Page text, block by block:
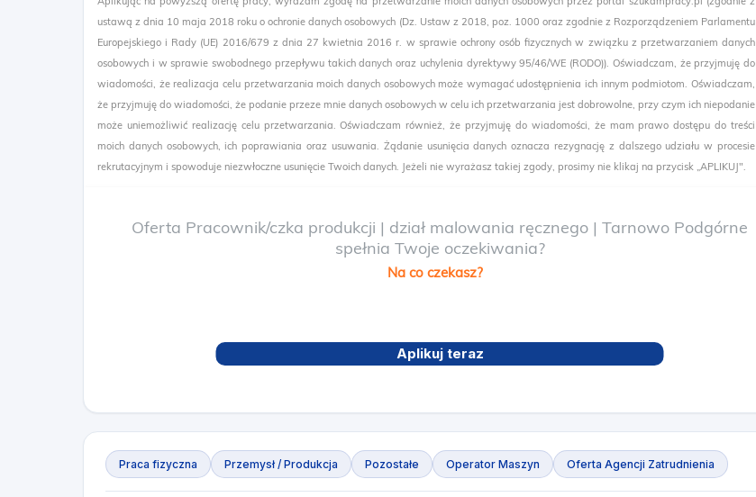
ustawą z dnia 10 maja 2018 roku o ochronie danych osobowych (Dz. Ustaw z 2018, poz. 1000 oraz zgodnie z Rozporządzeniem Parlamentu
Europejskiego i Rady (UE) 2016/679 z dnia 27 kwietnia 2016 r. w sprawie ochrony osób fizycznych w związku z przetwarzaniem danych
osobowych i w sprawie swobodnego przepływu takich danych oraz uchylenia dyrektywy 95/46/WE (RODO)). Oświadczam, że przyjmuję do
wiadomości, że realizacja celu przetwarzania moich danych osobowych może wymagać udostępnienia ich innym podmiotom. Oświadczam,
że przyjmuję do wiadomości, że podanie przeze mnie danych osobowych w celu ich przetwarzania jest dobrowolne, przy czym ich niepodanie
może uniemożliwić realizację celu przetwarzania. Oświadczam również, że przyjmuję do wiadomości, że mam prawo dostępu do treści
moich danych osobowych, ich poprawiania oraz usuwania. Żądanie usunięcia danych oznacza rezygnację z dalszego udziału w procesie
rekrutacyjnym i spowoduje niezwłoczne usunięcie Twoich danych. Jeżeli nie wyrażasz takiej zgody, prosimy nie klikaj na przycisk „APLIKUJ".
Oferta Pracownik/czka produkcji | dział malowania ręcznego | Tarnowo Podgórne
spełnia Twoje oczekiwania?
Na co czekasz?
Aplikuj teraz
Praca fizyczna Przemysł / Produkcja Pozostałe Operator Maszyn Oferta Agencji Zatrudnienia